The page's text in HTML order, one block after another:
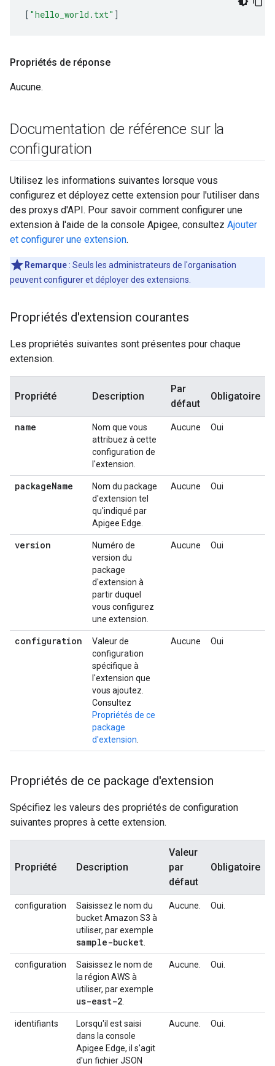
[ "hello_world.txt" ]
Propriétés de réponse
Aucune.
Documentation de référence sur la
configuration
Utilisez les informations suivantes lorsque vous
configurez et déployez cette extension pour l'utiliser dans
des proxys d'API. Pour savoir comment configurer une
extension à l'aide de la console Apigee, consultez Ajouter
et configurer une extension.
Remarque : Seuls les administrateurs de l'organisation
peuvent configurer et déployer des extensions.
Propriétés d'extension courantes
Les propriétés suivantes sont présentes pour chaque
extension.
Propriété Description
Par
défaut
Obligatoire
name
Nom que vous
attribuez à cette
configuration de
l'extension.
Aucune Oui
packageName
Nom du package
d'extension tel
qu'indiqué par
Apigee Edge.
Aucune Oui
version
Numéro de
version du
package
d'extension à
partir duquel
vous configurez
une extension.
Aucune Oui
configuration
Valeur de
configuration
spécifique à
l'extension que
vous ajoutez.
Consultez
Propriétés de ce
package
d'extension
Aucune Oui
Propriétés de ce package d'extension
Spécifiez les valeurs des propriétés de configuration
suivantes propres à cette extension.
Propriété Description
Valeur
par
défaut
Obligatoire
configuration
Saisissez le nom du
bucket Amazon S3 à
utiliser, par exemple
sample-bucket
Aucune. Oui.
configuration
Saisissez le nom de
la région AWS à
utiliser, par exemple
us-east-2
Aucune. Oui.
identifiants
Lorsqu'il est saisi
dans la console
Apigee Edge, il s'agit
d'un fichier JSON
Aucune. Oui.